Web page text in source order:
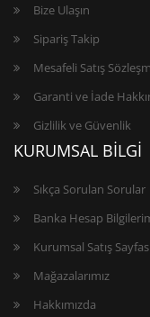
Bize Ulaşın
Sipariş Takip
Mesafeli Satış
Garanti ve İade
Gizlilik ve Güvenlik
KURUMSAL BİLGİ
Sıkça Sorulan Sorular
Banka Hesap
Kurumsal Satış Sayfası
Mağazalarımız
Hakkımızda